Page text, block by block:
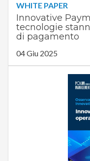
WHITE PAPER
Innovative
tecnologie
di pagamento
04 Giu 2025